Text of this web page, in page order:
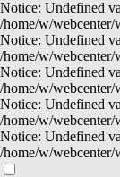
Notice: Undefined
/home/w/
Notice: Undefined
/home/w/
Notice: Undefined
/home/w/webcenter/
Notice: Undefined
/home/w/
Notice: Undefined
/home/w/